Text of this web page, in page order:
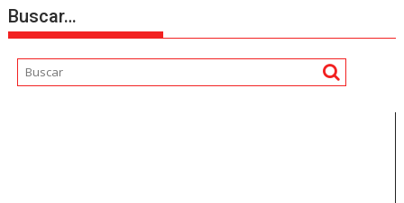
Buscar…